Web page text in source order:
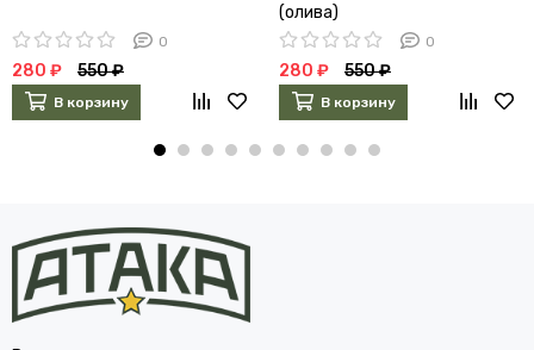
0
280 ₽ 550 ₽
В корзину
(олива)
0
280 ₽ 550 ₽
В корзину